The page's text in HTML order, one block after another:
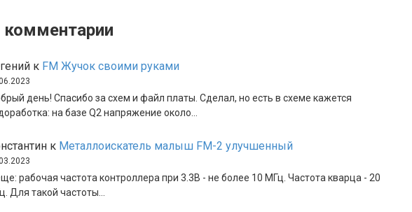
к FM Жучок своими руками
день! Спасибо за схем и файл платы. Сделал, но есть в схеме кажется
на базе Q2 напряжение около…
к Металлоискатель малыш FM-2 улучшенный
рабочая частота контроллера при 3.3В - не более 10 МГц. Частота кварца - 20
Для такой частоты…